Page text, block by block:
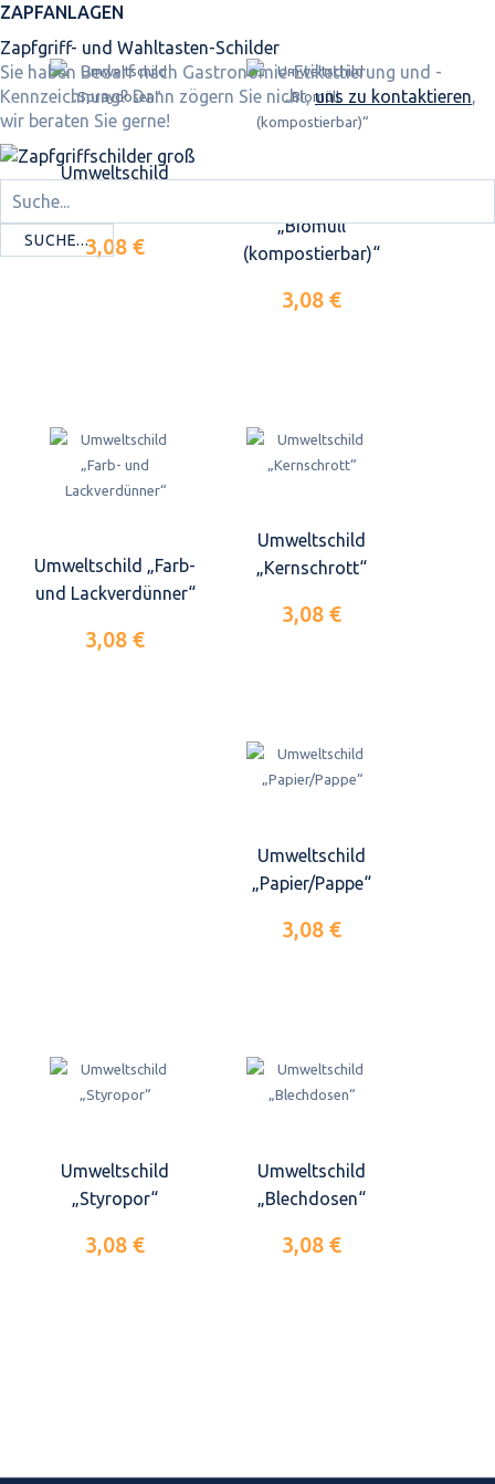
ZAPFANLAGEN
Zapfgriff- und Wahltasten-Schilder
Sie haben Bedarf nach Gastronomie-Etikettierung und -
Kennzeichnung? Dann zögern Sie nicht,uns zu kontaktieren,
wir beraten Sie gerne!
SUCHE...
Umweltschild
3,08 €
„Biomüll
(kompostierbar)“
3,08 €
Umweltschild „Farb-
und Lackverdünner“
3,08 €
Umweltschild
„Kernschrott“
3,08 €
Umweltschild
„Papier/Pappe“
3,08 €
Umweltschild
„Styropor“
3,08 €
Umweltschild
„Blechdosen“
3,08 €